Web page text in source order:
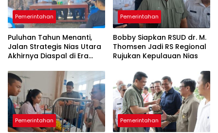
Pemerintahan
Puluhan Tahun Menanti,
Jalan Strategis Nias Utara
Akhirnya Diaspal di Era
Pemerintahan
Bobby Siapkan RSUD dr. M.
Thomsen Jadi RS Regional
Rujukan Kepulauan Nias
Pemerintahan Pemerintahan